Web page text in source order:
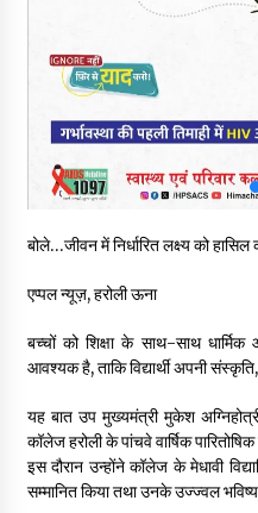
स्वास्थ्य विभाग की
ने कहा- “हर पैसे का
भाजपा का कांग्रेस
शिमला में प्रदर्शन,
04/08/2026
अंतिम तिथि अब 21
हिमाचल सरकार
उपलब्ध होगी
04/08/2026
डॉ. परमार की
पर उतारने के लिए
04/08/2026
बोले…जीवन में निर्धारित लक्ष्य को
एप्पल न्यूज़, हरोली ऊना
बच्चों को शिक्षा के साथ-साथ
आवश्यक है, ताकि विद्यार्थी अपनी
यह बात उप मुख्यमंत्री मुकेश
कॉलेज हरोली के पांचवे वार्षिक
इस दौरान उन्होंने कॉलेज के मेधावी
सम्मानित किया तथा उनके उज्ज्वल